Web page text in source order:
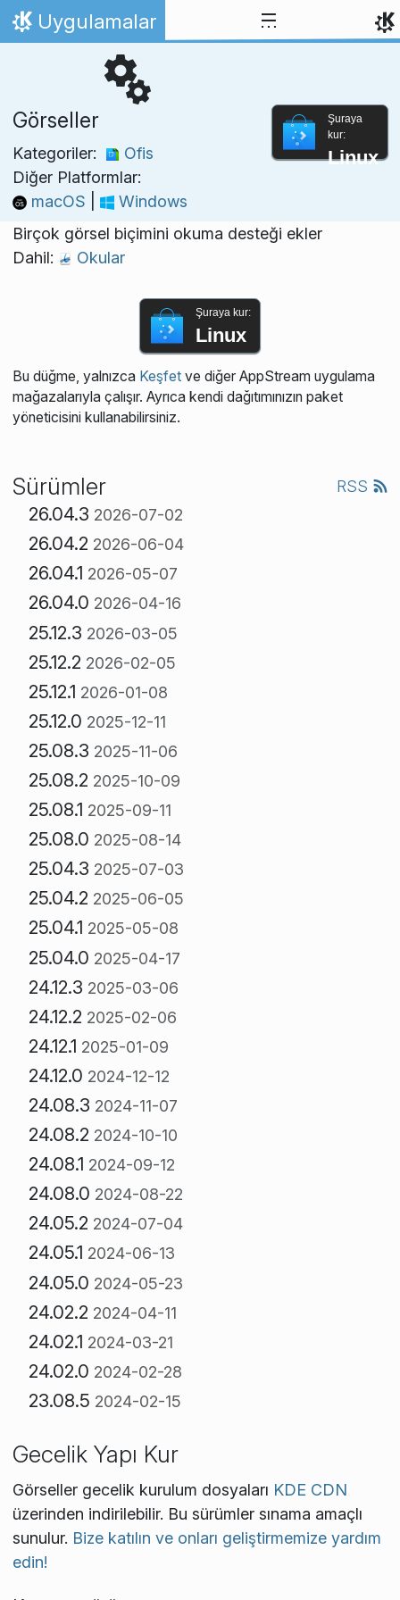
İçeriğe atla
Ana Sayfa
Uygulamalar
Görseller
Kategoriler:
Ofis
Diğer Platformlar:
macOS
Windows
Şuraya
kur:
Linux
Birçok görsel biçimini okuma desteği ekler
Dahil:
Okular
Şuraya kur:
Linux
Bu düğme, yalnızca Keşfetve diğer AppStream uygulama
mağazalarıyla çalışır. Ayrıca kendi dağıtımınızın paket
yöneticisini kullanabilirsiniz.
Sürümler RSS
26.04.3 2026-07-02
26.04.2 2026-06-04
26.04.1 2026-05-07
26.04.0 2026-04-16
25.12.3 2026-03-05
25.12.2 2026-02-05
25.12.1 2026-01-08
25.12.0 2025-12-11
25.08.3 2025-11-06
25.08.2 2025-10-09
25.08.1 2025-09-11
25.08.0 2025-08-14
25.04.3 2025-07-03
25.04.2 2025-06-05
25.04.1 2025-05-08
25.04.0 2025-04-17
24.12.3 2025-03-06
24.12.2 2025-02-06
24.12.1 2025-01-09
24.12.0 2024-12-12
24.08.3 2024-11-07
24.08.2 2024-10-10
24.08.1 2024-09-12
24.08.0 2024-08-22
24.05.2 2024-07-04
24.05.1 2024-06-13
24.05.0 2024-05-23
24.02.2 2024-04-11
24.02.1 2024-03-21
24.02.0 2024-02-28
23.08.5 2024-02-15
Gecelik Yapı Kur
Görseller gecelik kurulum dosyaları KDE CDN
üzerinden indirilebilir. Bu sürümler sınama amaçlı
sunulur. Bize katılın ve onları geliştirmemize yardım
edin!